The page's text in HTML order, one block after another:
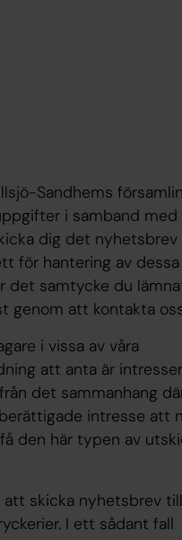
Sandhems
i samband
dig det nyhetsbrev
för hantering av dessa
det samtycke du
genom att kontakta
i vissa av våra
att anta är
det sammanhang
berättigade intresse att
den här typen av
skicka nyhetsbrev
I ett sådant fall